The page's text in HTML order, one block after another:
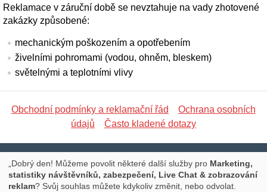
Reklamace v záruční době se nevztahuje na vady zhotovené
zakázky způsobené:
mechanickým poškozením a opotřebením
živelními pohromami (vodou, ohněm, bleskem)
světelnými a teplotními vlivy
Obchodní podmínky a reklamační řád
Ochrana osobních
údajů
Často kladené dotazy
Libická 17, PRAHA 3, Tel.: 777 673 127, E-mail:
info@promoce.cz
„Dobrý den! Můžeme povolit některé další služby pro Marketing,
statistiky návštěvníků, zabezpečení, Live Chat & zobrazování
reklam? Svůj souhlas můžete kdykoliv změnit, nebo odvolat.